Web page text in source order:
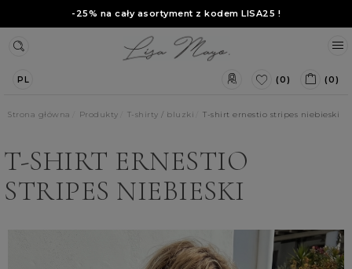
-25% na cały asortyment z kodem LISA25 !
PL (0) (0)
Strona główna Produkty T-shirty / bluzki T-shirt ernestio stripes niebieski
T-SHIRT ERNESTIO
STRIPES NIEBIESKI